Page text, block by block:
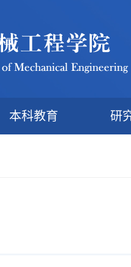
本科教育 研